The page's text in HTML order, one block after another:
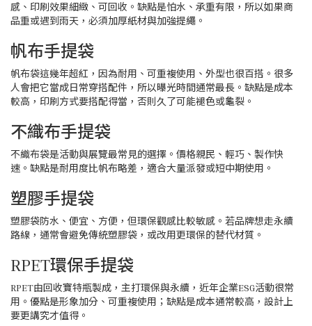
感、印刷效果細緻、可回收。缺點是怕水、承重有限，所以如果商
品重或遇到雨天，必須加厚紙材與加強提繩。
帆布手提袋
帆布袋這幾年超紅，因為耐用、可重複使用、外型也很百搭。很多
人會把它當成日常穿搭配件，所以曝光時間通常最長。缺點是成本
較高，印刷方式要搭配得當，否則久了可能褪色或龜裂。
不織布手提袋
不織布袋是活動與展覽最常見的選擇。價格親民、輕巧、製作快
速。缺點是耐用度比帆布略差，適合大量派發或短中期使用。
塑膠手提袋
塑膠袋防水、便宜、方便，但環保觀感比較敏感。若品牌想走永續
路線，通常會避免傳統塑膠袋，或改用更環保的替代材質。
RPET環保手提袋
RPET由回收寶特瓶製成，主打環保與永續，近年企業ESG活動很常
用。優點是形象加分、可重複使用；缺點是成本通常較高，設計上
要更講究才值得。